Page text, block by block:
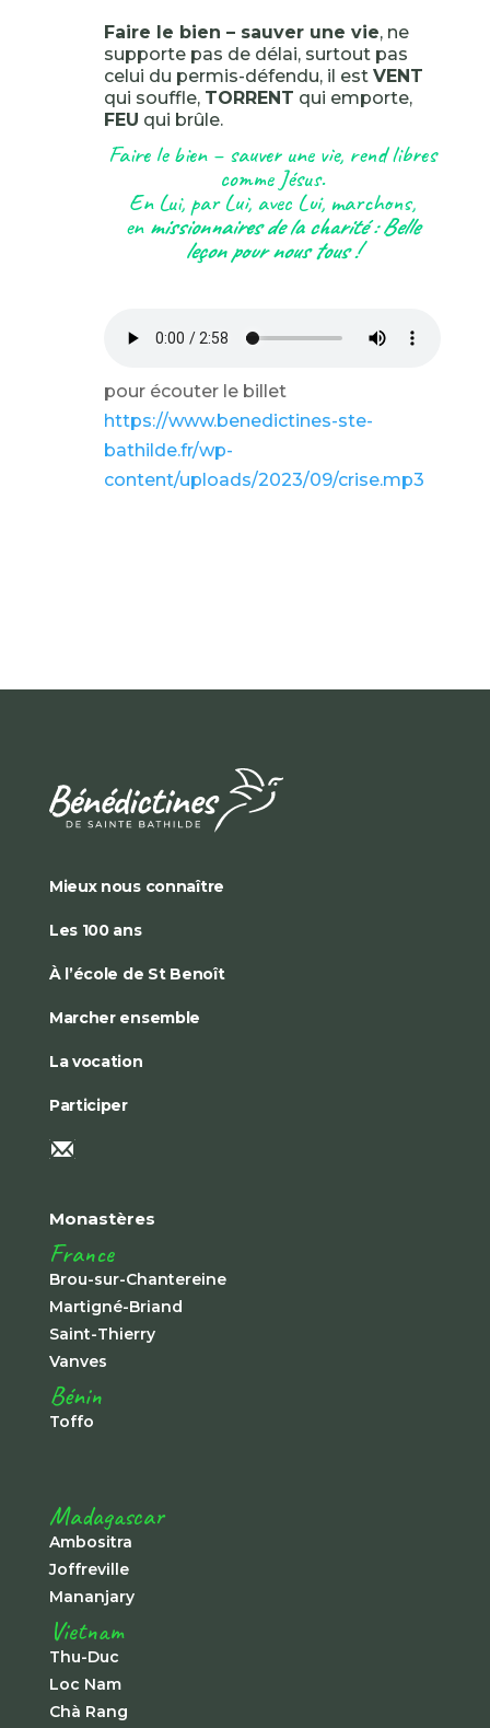
Faire le bien – sauver une vie, ne
supporte pas de délai, surtout pas
celui du permis-défendu, il est VENT
qui souffle, TORRENT qui emporte,
FEU qui brûle.
Faire le bien – sauver une vie, rend libres
comme Jésus.
En Lui, par Lui, avec Lui, marchons,
enmissionnaires de la charité : Belle
leçon pour nous tous !
pour écouter le billet
https://www.benedictines-ste-
bathilde.fr/wp-
content/uploads/2023/09/crise.mp3
Mieux nous connaître
Les 100 ans
À l’école de St Benoît
Marcher ensemble
La vocation
Participer
Monastères
France
Brou-sur-Chantereine
Martigné-Briand
Saint-Thierry
Vanves
Bénin
Toffo
Madagascar
Ambositra
Joffreville
Mananjary
Vietnam
Thu-Duc
Loc Nam
Chà Rang